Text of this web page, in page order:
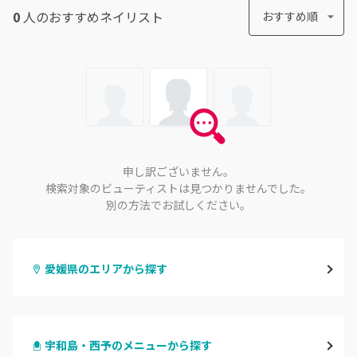
0 人のおすすめネイリスト おすすめ順
申し訳ございません。
検索対象のビューティストは見つかりませんでした。
別の方法でお試しください。
愛媛県のエリアから探す
宇和島・西予のメニューから探す